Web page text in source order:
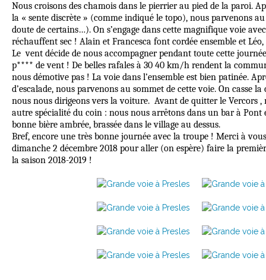
Nous croisons des chamois dans le pierrier au pied de la paroi.
la « sente discrète » (comme indiqué le topo), nous parvenons
doute de certains…). On s’engage dans cette magnifique voie
réchauffent sec ! Alain et Francesca font cordée ensemble et
Le vent décide de nous accompagner pendant toute cette
p**** de vent ! De belles rafales à 30 40 km/h rendent la
nous démotive pas ! La voie dans l’ensemble est bien patinée.
d’escalade, nous parvenons au sommet de cette voie. On casse
nous nous dirigeons vers la voiture. Avant de quitter le Vercors
autre spécialité du coin : nous nous arrêtons dans un bar à Pont
bonne bière ambrée, brassée dans le village au dessus.
Bref, encore une très bonne journée avec la troupe ! Merci à
dimanche 2 décembre 2018 pour aller (on espère) faire la
la saison 2018-2019 !